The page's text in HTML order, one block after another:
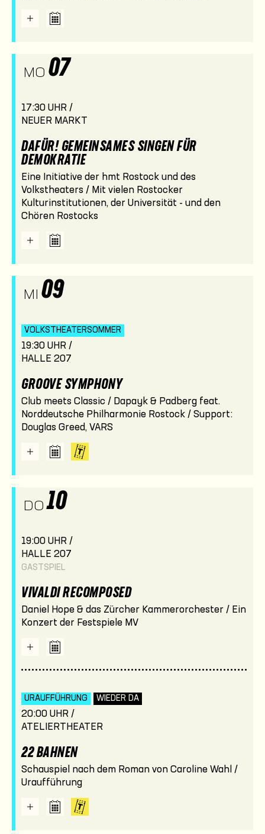
MO 07
17:30 UHR /
NEUER MARKT
DAFÜR! GEMEINSAMES SINGEN FÜR
DEMOKRATIE
Eine Initiative der hmt Rostock und des
Volkstheaters / Mit vielen Rostocker
Kulturinstitutionen, der Universität - und den
Chören Rostocks
MI 09
VOLKSTHEATER­SOMMER
19:30 UHR /
HALLE 207
GROOVE SYMPHONY
Club meets Classic / Dapayk & Padberg feat.
Norddeutsche Philharmonie Rostock / Support:
Douglas Greed, VARS
DO 10
19:00 UHR /
HALLE 207
GASTSPIEL
VIVALDI RECOMPOSED
Daniel Hope & das Zürcher Kammerorchester / Ein
Konzert der Festspiele MV
URAUFFÜHRUNG WIEDER DA
20:00 UHR /
ATELIERTHEATER
22 BAHNEN
Schauspiel nach dem Roman von Caroline Wahl /
Uraufführung